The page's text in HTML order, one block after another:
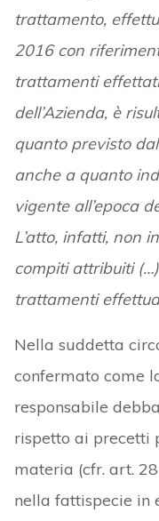
trattamento,
2016 con
trattamenti
dell’Azienda, è
quanto previsto
anche a quanto
vigente all’epoca
L’atto, infatti, non
compiti attribuiti
trattamenti
Nella suddetta
confermato come
responsabile
rispetto ai precetti
materia (cfr. art.
nella fattispecie in